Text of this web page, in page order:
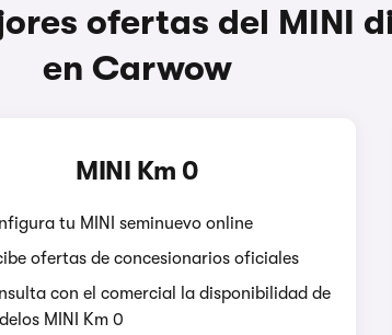
ofertas del MINI
en Carwow
MINI Km 0
tu MINI seminuevo online
ofertas de concesionarios oficiales
con el comercial la disponibilidad de
MINI Km 0